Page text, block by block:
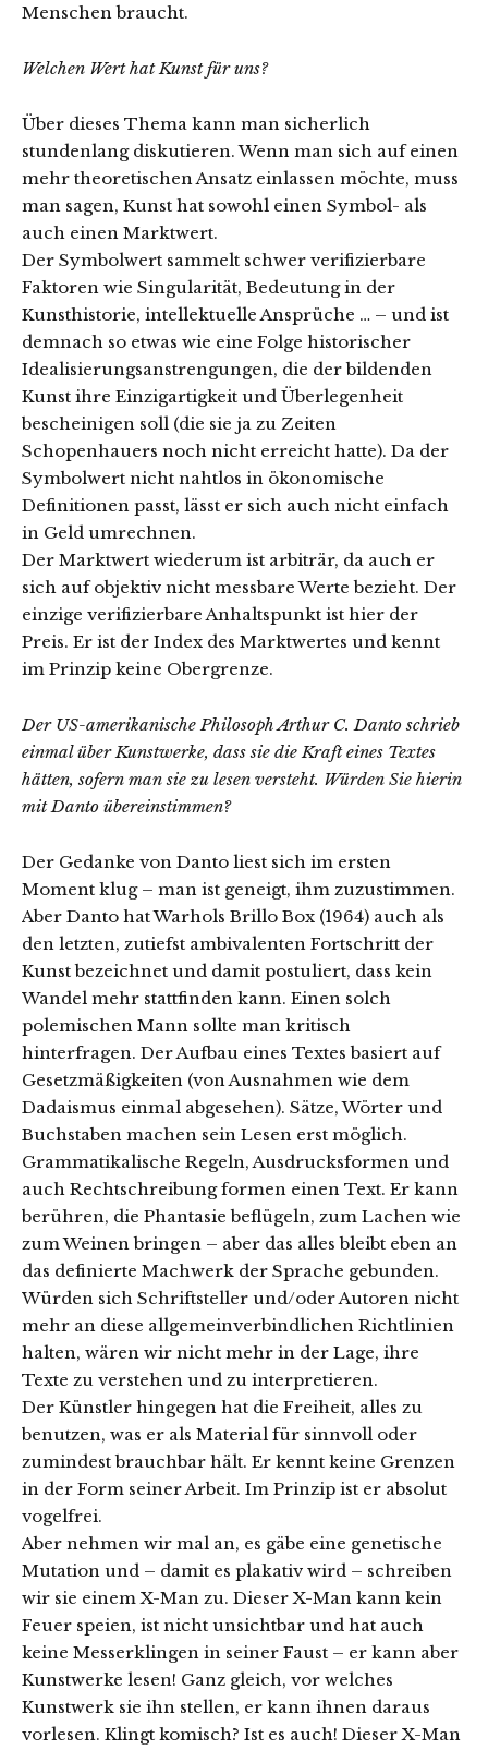
Menschen braucht.
Welchen Wert hat Kunst für uns?
Über dieses Thema kann man sicherlich
stundenlang diskutieren. Wenn man sich auf einen
mehr theoretischen Ansatz einlassen möchte, muss
man sagen, Kunst hat sowohl einen Symbol- als
auch einen Marktwert.
Der Symbolwert sammelt schwer verifizierbare
Faktoren wie Singularität, Bedeutung in der
Kunsthistorie, intellektuelle Ansprüche … – und ist
demnach so etwas wie eine Folge historischer
Idealisierungsanstrengungen, die der bildenden
Kunst ihre Einzigartigkeit und Überlegenheit
bescheinigen soll (die sie ja zu Zeiten
Schopenhauers noch nicht erreicht hatte). Da der
Symbolwert nicht nahtlos in ökonomische
Definitionen passt, lässt er sich auch nicht einfach
in Geld umrechnen.
Der Marktwert wiederum ist arbiträr, da auch er
sich auf objektiv nicht messbare Werte bezieht. Der
einzige verifizierbare Anhaltspunkt ist hier der
Preis. Er ist der Index des Marktwertes und kennt
im Prinzip keine Obergrenze.
Der US-amerikanische Philosoph Arthur C. Danto schrieb
einmal über Kunstwerke, dass sie die Kraft eines Textes
hätten, sofern man sie zu lesen versteht. Würden Sie hierin
mit Danto übereinstimmen?
Der Gedanke von Danto liest sich im ersten
Moment klug – man ist geneigt, ihm zuzustimmen.
Aber Danto hat Warhols Brillo Box (1964) auch als
den letzten, zutiefst ambivalenten Fortschritt der
Kunst bezeichnet und damit postuliert, dass kein
Wandel mehr stattfinden kann. Einen solch
polemischen Mann sollte man kritisch
hinterfragen. Der Aufbau eines Textes basiert auf
Gesetzmäßigkeiten (von Ausnahmen wie dem
Dadaismus einmal abgesehen). Sätze, Wörter und
Buchstaben machen sein Lesen erst möglich.
Grammatikalische Regeln, Ausdrucksformen und
auch Rechtschreibung formen einen Text. Er kann
berühren, die Phantasie beflügeln, zum Lachen wie
zum Weinen bringen – aber das alles bleibt eben an
das definierte Machwerk der Sprache gebunden.
Würden sich Schriftsteller und/oder Autoren nicht
mehr an diese allgemeinverbindlichen Richtlinien
halten, wären wir nicht mehr in der Lage, ihre
Texte zu verstehen und zu interpretieren.
Der Künstler hingegen hat die Freiheit, alles zu
benutzen, was er als Material für sinnvoll oder
zumindest brauchbar hält. Er kennt keine Grenzen
in der Form seiner Arbeit. Im Prinzip ist er absolut
vogelfrei.
Aber nehmen wir mal an, es gäbe eine genetische
Mutation und – damit es plakativ wird – schreiben
wir sie einem X-Man zu. Dieser X-Man kann kein
Feuer speien, ist nicht unsichtbar und hat auch
keine Messerklingen in seiner Faust – er kann aber
Kunstwerke lesen! Ganz gleich, vor welches
Kunstwerk sie ihn stellen, er kann ihnen daraus
vorlesen. Klingt komisch? Ist es auch! Dieser X-Man